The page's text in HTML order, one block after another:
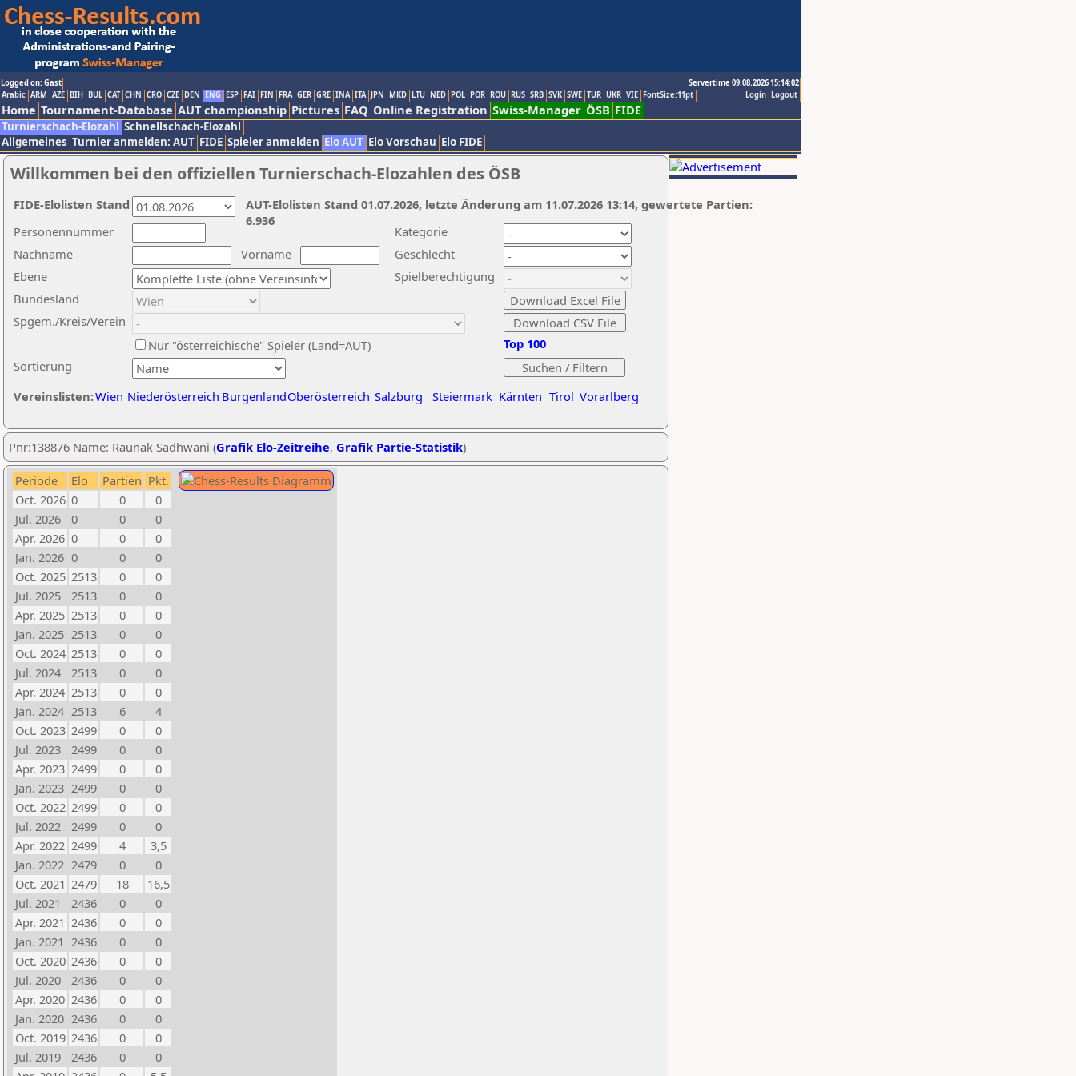
Logged on: Gast
Servertime 09.08.2026 15:14:02
Logout
Login
Arabic ARM AZE BIH BUL CAT CHN CRO CZE DEN ENG ESP FAI FIN FRA GER GRE INA ITA JPN MKD LTU NED POL POR ROU RUS SRB SVK SWE TUR UKR VIE FontSize:11pt
Home Tournament-Database AUT championship Pictures FAQ Online Registration Swiss-Manager ÖSB FIDE
Turnierschach-Elozahl Schnellschach-Elozahl
Allgemeines Turnier anmelden: AUT FIDE Spieler anmelden Elo AUT Elo Vorschau Elo FIDE
Willkommen bei den offiziellen Turnierschach-Elozahlen des ÖSB
Nachname
Vorname
Ebene
Kategorie
Sortierung
Personennummer
Bundesland
Spgem./Kreis/Verein
Geschlecht
Nur "österreichische" Spieler (Land=AUT)
Spielberechtigung
Vereinslisten:Wien Niederösterreich BurgenlandOberösterreich Salzburg Steiermark Kärnten Tirol Vorarlberg
Top 100
AUT-Elolisten Stand 01.07.2026, letzte Änderung am 11.07.2026 13:14, gewertete Partien:
6.936
FIDE-Elolisten Stand
Pnr:138876 Name: Raunak Sadhwani (Grafik Elo-Zeitreihe, Grafik Partie-Statistik)
Periode Elo Partien Pkt.
Oct. 2026 0 0
0
Jul. 2026
0 0
0
Apr. 2026 0 0
0
Jan. 2026 0 0
0
Oct. 2025 2513 0
0
Jul. 2025
2513 0
0
Apr. 2025 2513 0
0
Jan. 2025 2513 0
0
Oct. 2024 2513 0
0
Jul. 2024
2513 0
0
Apr. 2024 2513 0
0
Jan. 2024 2513 6
4
Oct. 2023 2499 0
0
Jul. 2023
2499 0
0
Apr. 2023 2499 0
0
Jan. 2023 2499 0
0
Oct. 2022 2499 0
0
Jul. 2022
2499 0
0
Apr. 2022 2499 4
3,5
Jan. 2022 2479 0
0
Oct. 2021 2479 18
16,5
Jul. 2021
2436 0
0
Apr. 2021 2436 0
0
Jan. 2021 2436 0
0
Oct. 2020 2436 0
0
Jul. 2020
2436 0
0
Apr. 2020 2436 0
0
Jan. 2020 2436 0
0
Oct. 2019 2436 0
0
Jul. 2019
2436 0
0